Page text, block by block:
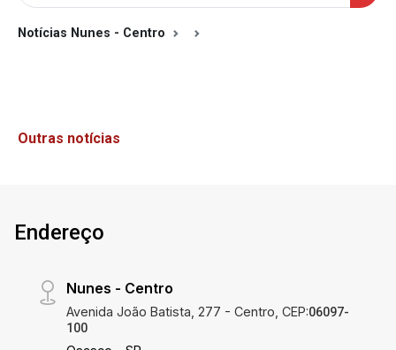
Notícias Nunes - Centro
Outras notícias
Endereço
Nunes - Centro
Avenida João Batista, 277 - Centro, CEP:06097-
100